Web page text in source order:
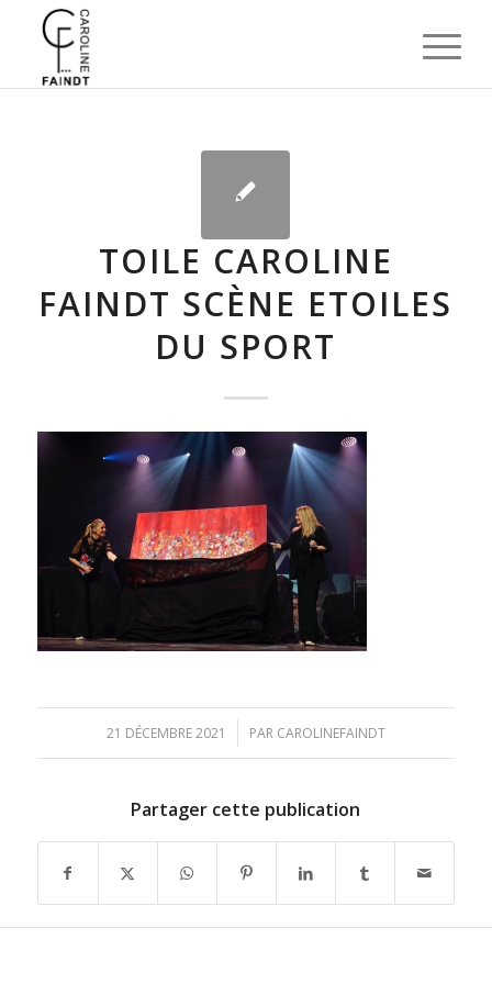
TOILE CAROLINE
FAINDT SCÈNE ETOILES
DU SPORT
21 DÉCEMBRE 2021
/ PAR CAROLINEFAINDT
Partager cette publication